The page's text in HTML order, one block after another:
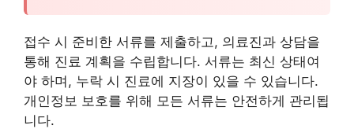
접수 시 준비한 서류를 제출하고, 의료진과 상담을
통해 진료 계획을 수립합니다. 서류는 최신 상태여
야 하며, 누락 시 진료에 지장이 있을 수 있습니다.
개인정보 보호를 위해 모든 서류는 안전하게 관리됩
니다.